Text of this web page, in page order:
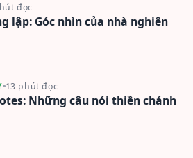
đọc
lập: Góc nhìn của nhà nghiên
13 phút đọc
Những câu nói thiền chánh